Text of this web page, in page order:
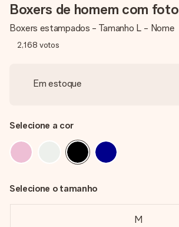
Boxers de homem com foto
Boxers estampados - Tamanho L - Nome
2,168 votos
Em estoque
Selecione a cor
Selecione o tamanho
M